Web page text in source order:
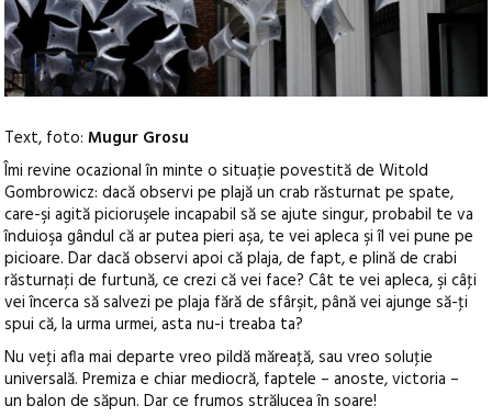
Text, foto:Mugur Grosu
Îmi revine ocazional în minte o situaţie povestită de Witold
Gombrowicz: dacă observi pe plajă un crab răsturnat pe spate,
care-şi agită picioruşele incapabil să se ajute singur, probabil te va
înduioşa gândul că ar putea pieri aşa, te vei apleca şi îl vei pune pe
picioare. Dar dacă observi apoi că plaja, de fapt, e plină de crabi
răsturnaţi de furtună, ce crezi că vei face? Cât te vei apleca, şi câţi
vei încerca să salvezi pe plaja fără de sfârşit, până vei ajunge să-ţi
spui că, la urma urmei, asta nu-i treaba ta?
Nu veţi afla mai departe vreo pildă măreaţă, sau vreo soluţie
universală. Premiza e chiar mediocră, faptele – anoste, victoria –
un balon de săpun. Dar ce frumos strălucea în soare!